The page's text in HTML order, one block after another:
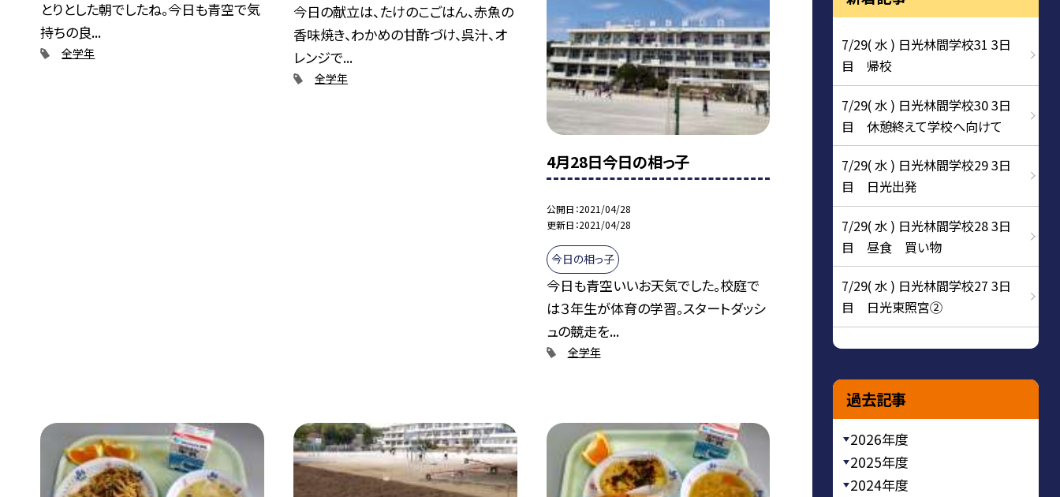
とりとした朝でしたね。今日も青空で気
持ちの良...
全学年
今日の献立は、たけのこごはん、赤魚の
香味焼き、わかめの甘酢づけ、呉汁、オ
レンジで...
全学年
4月28日今日の相っ子
公開日 2021/04/28
更新日 2021/04/28
今日の相っ子
今日も青空いいお天気でした。校庭で
は３年生が体育の学習。スタートダッシ
ュの競走を...
全学年
7/29( 水 ) 日光林間学校31 3日
目 帰校
7/29( 水 ) 日光林間学校30 3日
目 休憩終えて学校へ向けて
7/29( 水 ) 日光林間学校29 3日
目 日光出発
7/29( 水 ) 日光林間学校28 3日
目 昼食 買い物
7/29( 水 ) 日光林間学校27 3日
目 日光東照宮②
過去記事
2026年度
2025年度
2024年度